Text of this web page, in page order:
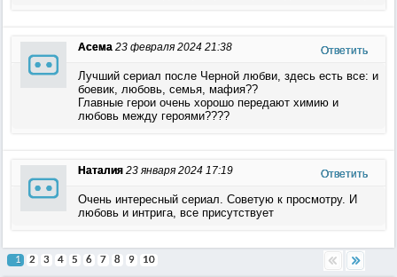
Асема 23 февраля 2024 21:38 Ответить
Лучший сериал после Черной любви, здесь есть все: и
боевик, любовь, семья, мафия??
Главные герои очень хорошо передают химию и
любовь между героями????
Наталия 23 января 2024 17:19 Ответить
Очень интересный сериал. Советую к просмотру. И
любовь и интрига, все присутствует
1 2 3 4 5 6 7 8 9 10